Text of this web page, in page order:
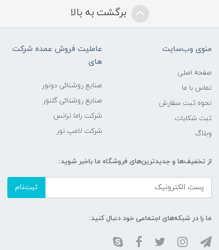
برگشت به بالا
منوی وب‌سایت
صفحه اصلی
تماس با ما
نحوه ثبت سفارش
ثبت شکایات
وبلاگ
عاملیت فروش عمده شرکت
های
صنایع روشنائی دونور
صنایع روشنائی گلنور
شرکت راما ترانس
شرکت لامپ نور
از تخفیف‌ها و جدیدترین‌های فروشگاه ما باخبر شوید:
ثبت‌نام
ما را در شبکه‌های اجتماعی خود دنبال کنید: